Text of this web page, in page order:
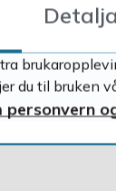
du til bruken
personvern